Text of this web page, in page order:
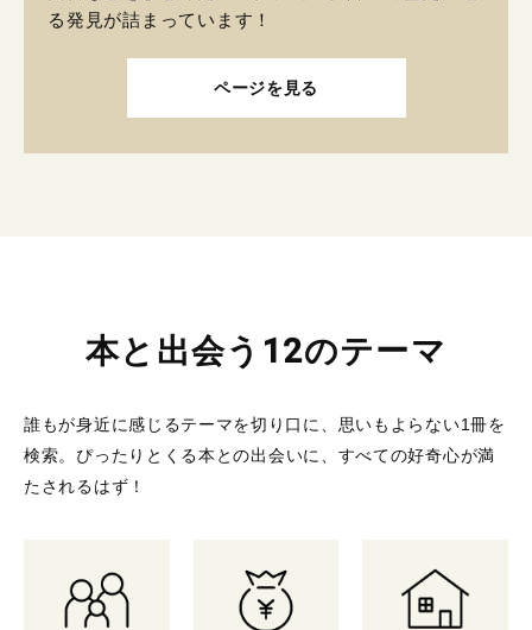
る発見が詰まっています！
ページを見る
本と出会う12のテーマ
誰もが身近に感じるテーマを切り口に、思いもよらない1冊を
検索。 ぴったりとくる本との出会いに、すべての好奇心が満
たされるはず！